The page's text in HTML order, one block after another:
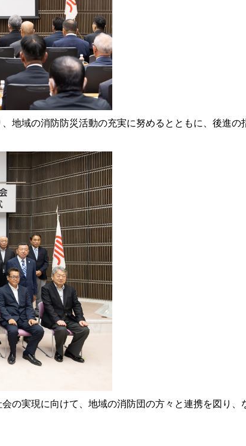
地域の消防防災活動の充実に努めるとともに、後進の
の実現に向けて、地域の消防団の方々と連携を図り、